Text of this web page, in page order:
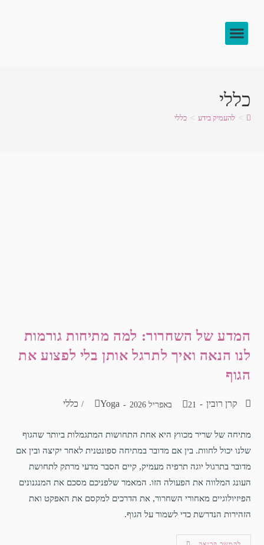
כללי
> להעמיק בידע > כללי
המדע של השחרור: למה מתיחות גורמות
לנו הנאה ואיך לתרגל אותן בלי לפצוע את
הגוף
קרן רובין 21 באפריל 2026 Yoga
/ כללי
מתיחה של שריר מכווץ היא אחת התחושות המתגמלות ביותר שהגוף
שלנו יכול לחוות. בין אם מדובר במתיחה ספונטנית לאחר יקיצה ובין אם
מדובר בתרגול יוגה תרפיה מעמיק, קיים הסבר מדעי מרתק לתחושת
העונג המלווה את הפעולה הזו. המאמר שלפניכם מסכם את המנגנונים
הפיזיולוגיים מאחורי השחרור, את הדרכים למקסם את האפקט ואת
הזהירות הנדרשת כדי לשמור על הגוף.